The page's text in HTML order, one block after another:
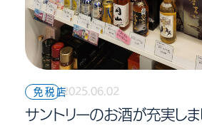
免税店2025.06.02
サントリーのお酒が充実しま